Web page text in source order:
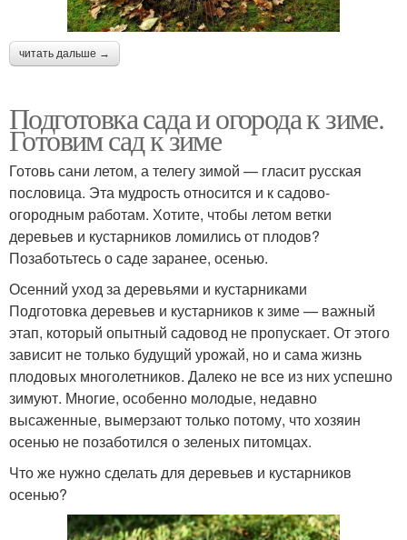
читать дальше →
Подготовка сада и огорода к зиме.
Готовим сад к зиме
Готовь сани летом, а телегу зимой — гласит русская
пословица. Эта мудрость относится и к садово-
огородным работам. Хотите, чтобы летом ветки
деревьев и кустарников ломились от плодов?
Позаботьтесь о саде заранее, осенью.
Осенний уход за деревьями и кустарниками
Подготовка деревьев и кустарников к зиме — важный
этап, который опытный садовод не пропускает. От этого
зависит не только будущий урожай, но и сама жизнь
плодовых многолетников. Далеко не все из них успешно
зимуют. Многие, особенно молодые, недавно
высаженные, вымерзают только потому, что хозяин
осенью не позаботился о зеленых питомцах.
Что же нужно сделать для деревьев и кустарников
осенью?